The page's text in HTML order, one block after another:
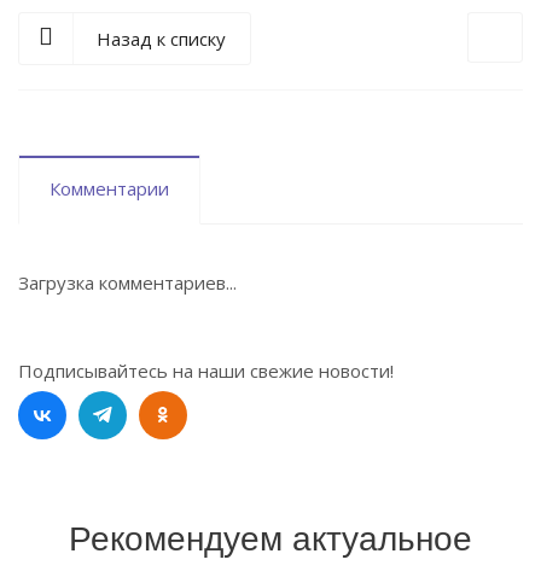
Назад к списку
Комментарии
Загрузка комментариев...
Подписывайтесь на наши свежие новости!
Рекомендуем актуальное